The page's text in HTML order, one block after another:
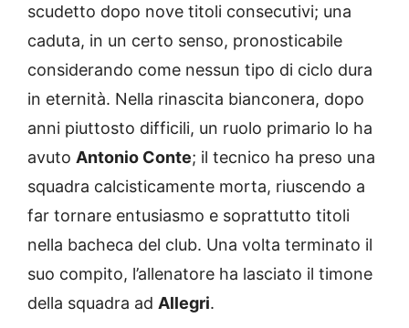
scudetto dopo nove titoli consecutivi; una
caduta, in un certo senso, pronosticabile
considerando come nessun tipo di ciclo dura
in eternità. Nella rinascita bianconera, dopo
anni piuttosto difficili, un ruolo primario lo ha
avuto Antonio Conte; il tecnico ha preso una
squadra calcisticamente morta, riuscendo a
far tornare entusiasmo e soprattutto titoli
nella bacheca del club. Una volta terminato il
suo compito, l’allenatore ha lasciato il timone
della squadra ad Allegri.